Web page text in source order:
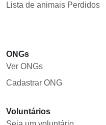
Lista de animais Perdidos
ONGs
Ver ONGs
Cadastrar ONG
Voluntários